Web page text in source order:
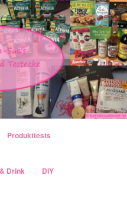
Produkttests
Drink DIY